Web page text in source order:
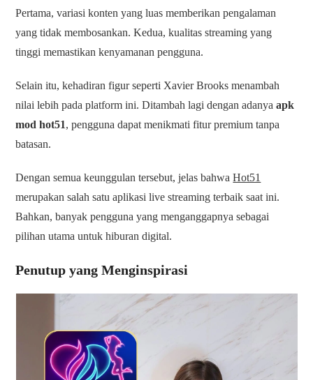
Pertama, variasi konten yang luas memberikan pengalaman
yang tidak membosankan. Kedua, kualitas streaming yang
tinggi memastikan kenyamanan pengguna.
Selain itu, kehadiran figur seperti Xavier Brooks menambah
nilai lebih pada platform ini. Ditambah lagi dengan adanyaapk
mod hot51, pengguna dapat menikmati fitur premium tanpa
batasan.
Dengan semua keunggulan tersebut, jelas bahwaHot51
merupakan salah satu aplikasi live streaming terbaik saat ini.
Bahkan, banyak pengguna yang menganggapnya sebagai
pilihan utama untuk hiburan digital.
Penutup yang Menginspirasi